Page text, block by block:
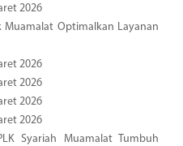
2026
Muamalat Optimalkan Layanan
2026
2026
2026
2026
Syariah Muamalat Tumbuh